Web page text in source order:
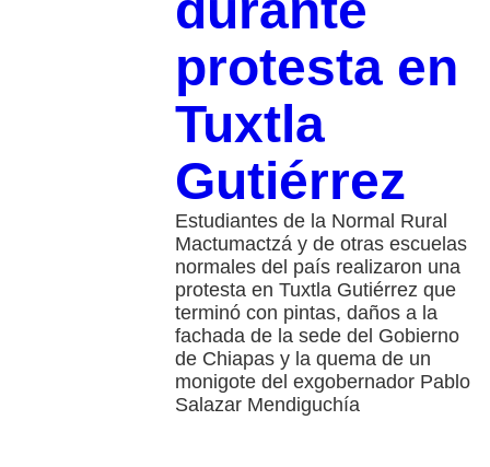
protesta en
Tuxtla
Gutiérrez
Estudiantes de la Normal Rural
Mactumactzá y de otras escuelas
normales del país realizaron una
protesta en Tuxtla Gutiérrez que
terminó con pintas, daños a la
fachada de la sede del Gobierno
de Chiapas y la quema de un
monigote del exgobernador Pablo
Salazar Mendiguchía